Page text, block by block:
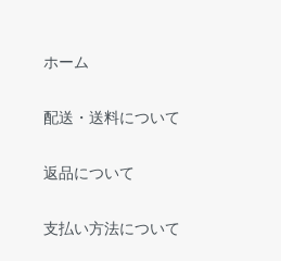
ホーム
配送・送料について
返品について
支払い方法について